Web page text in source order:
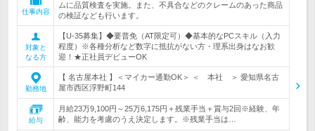
仕事内容
ムに品質検査を実施。また、不具合などのクレームのあった商品
の検証なども行います。
対象と
なる方
【U-35募集】◆要普免（AT限定可）◆基本的なPCスキル（入力
程度）※各種分析など数字に抵抗がない方・理系出身はなお歓
迎！★正社員デビューOK
勤務地
【 名古屋本社 】＜マイカー通勤OK＞ ＜ 本社 ＞ 愛知県名古
屋市西区浮野町144
給与
月給23万9,100円～25万6,175円＋残業手当＋賞与2回※経験、年
齢、能力を考慮のうえ決定します。※残業手当は…